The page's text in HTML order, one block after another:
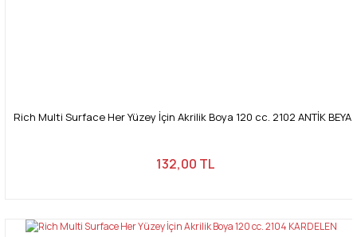
Rich Multi Surface Her Yüzey İçin Akrilik Boya 120 cc. 2102 ANTİK BEYAZ
132,00 TL